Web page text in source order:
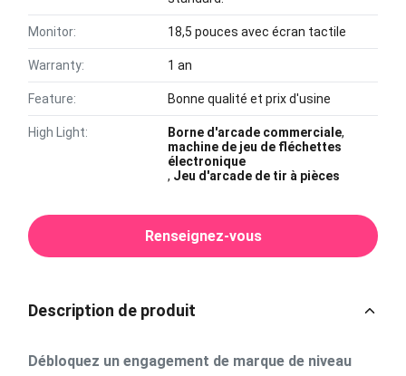
Monitor: 18,5 pouces avec écran tactile
Warranty: 1 an
Feature: Bonne qualité et prix d'usine
High Light: Borne d'arcade commerciale,
machine de jeu de fléchettes
électronique
, Jeu d'arcade de tir à pièces
Renseignez-vous
Description de produit
Débloquez un engagement de marque de niveau